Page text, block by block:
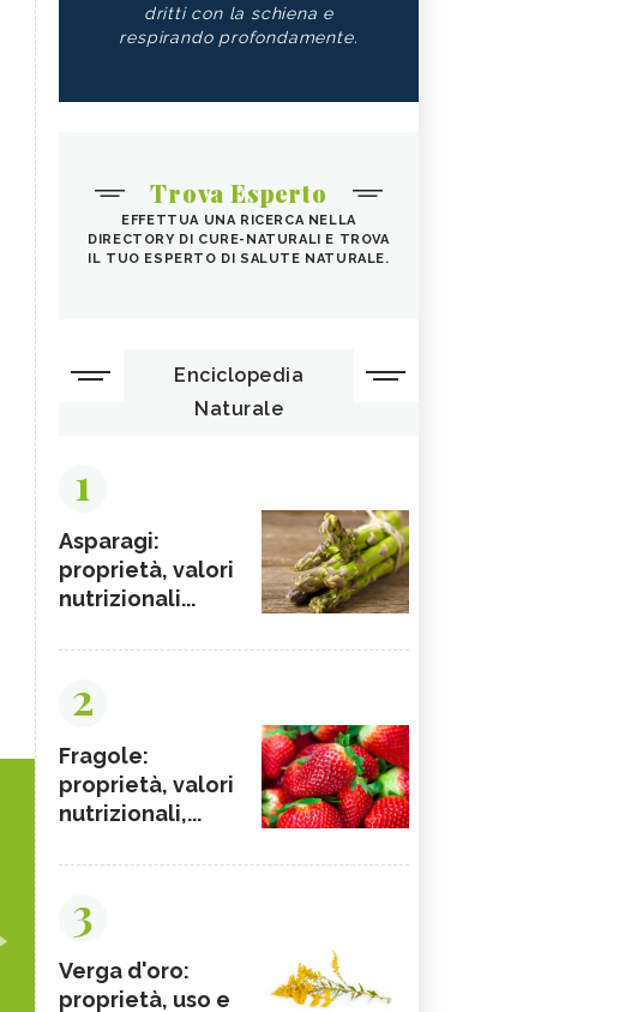
dritti con la schiena e
respirando profondamente.
Trova Esperto
EFFETTUA UNA RICERCA NELLA
DIRECTORY DI CURE-NATURALI E TROVA
IL TUO ESPERTO DI SALUTE NATURALE.
Enciclopedia
Naturale
1
Asparagi:
proprietà, valori
nutrizionali...
2
Fragole:
proprietà, valori
nutrizionali,...
3
Verga d'oro:
proprietà, uso e